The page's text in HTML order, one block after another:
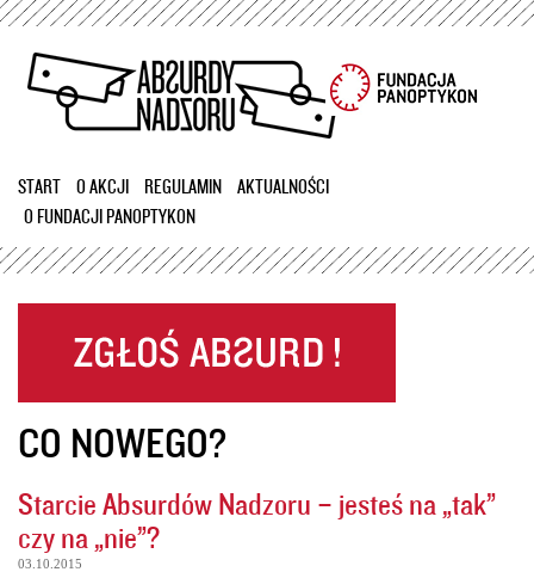
Przejdź
treści
START O AKCJI REGULAMIN
AKTUALNOŚCI
O FUNDACJI PANOPTYKON
CO NOWEGO?
Starcie Absurdów Nadzoru – jesteś na „tak”
czy na „nie”?
03.10.2015